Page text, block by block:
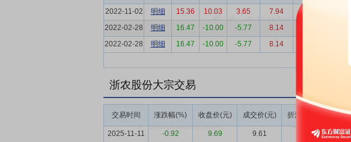
要点3：现代农业综合服务商
公司聚焦为农服务主业，以全球
振兴和农业强国建设。公司依托供销社系统网络，深耕浙江、
社系统内龙头企业。
要点4：农业综合服务行业
我国现有农资流通服务主体主要包
禾股份等；第二是推进实施产销一体的大型农资生产企业，如
占据主要地位。从整个市场格局来看，我国农资流通行业依然
业整体呈现典型的“大行业、小企业”特征。随着农业农村现代
向农业社会化综合服务模式转型，龙头企业的综合竞争优势不断
要点5：汽车销售及服务行业
近年来受经济增速放缓和地缘政
2022-11-02 明细 15.36 10.03 3.65 7.94
2022-02-28
明细 16.47 -10.00 -5.77 8.14
2022-02-28
明细 16.47 -10.00 -5.77 8.14
浙农股份大宗交易
交易时间 涨跌幅(%) 收盘价(元) 成交价(元) 折溢率(%) 成交
2025-11-11 -0.92 9.69 9.61 -0.83